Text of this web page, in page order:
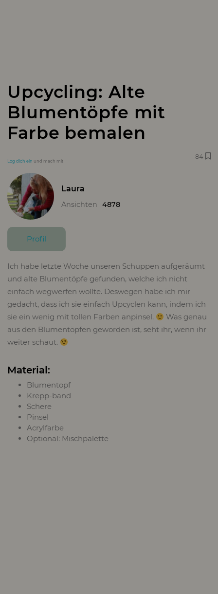
Upcycling: Alte
Blumentöpfe mit
Farbe bemalen
Log dich ein und mach mit
84
Laura
Ansichten 4878
Profil
Ich habe letzte Woche unseren Schuppen aufgeräumt
und alte Blumentöpfe gefunden, welche ich nicht
einfach wegwerfen wollte. Deswegen habe ich mir
gedacht, dass ich sie einfach Upcyclen kann, indem ich
sie ein wenig mit tollen Farben anpinsel.
Was genau
aus den Blumentöpfen geworden ist, seht ihr, wenn ihr
weiter schaut.
Material:
Blumentopf
Krepp-band
Schere
Pinsel
Acrylfarbe
Optional: Mischpalette